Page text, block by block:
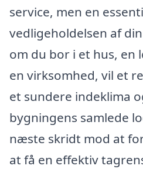
service, men en
vedligeholdelsen af
om du bor i et hus, en
en virksomhed, vil et
et sundere indeklima
bygningens samlede
næste skridt mod at
at få en effektiv